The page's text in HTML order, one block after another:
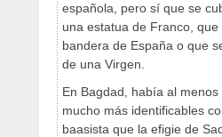
española, pero sí que se
una estatua de Franco,
bandera de España o que
de una Virgen.
En Bagdad, había al
mucho más identificables
baasista que la efigie de